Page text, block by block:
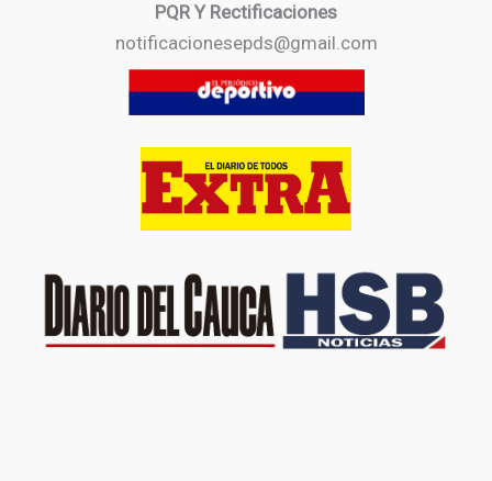
PQR Y Rectificaciones
notificacionesepds@gmail.com